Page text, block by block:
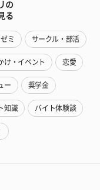
の
る
ミ サークル・部活
け・イベント 恋愛
ー 奨学金
知識 バイト体験談